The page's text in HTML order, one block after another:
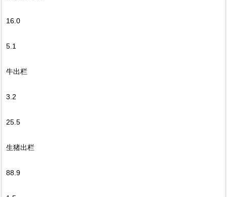
16.0
5.1
牛出栏
3.2
25.5
生猪出栏
88.9